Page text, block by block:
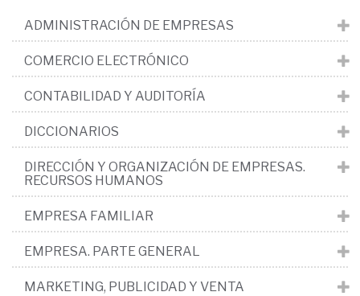
ADMINISTRACIÓN DE EMPRESAS
COMERCIO ELECTRÓNICO
CONTABILIDAD Y AUDITORÍA
DICCIONARIOS
DIRECCIÓN Y ORGANIZACIÓN DE EMPRESAS.
RECURSOS HUMANOS
EMPRESA FAMILIAR
EMPRESA. PARTE GENERAL
MARKETING, PUBLICIDAD Y VENTA